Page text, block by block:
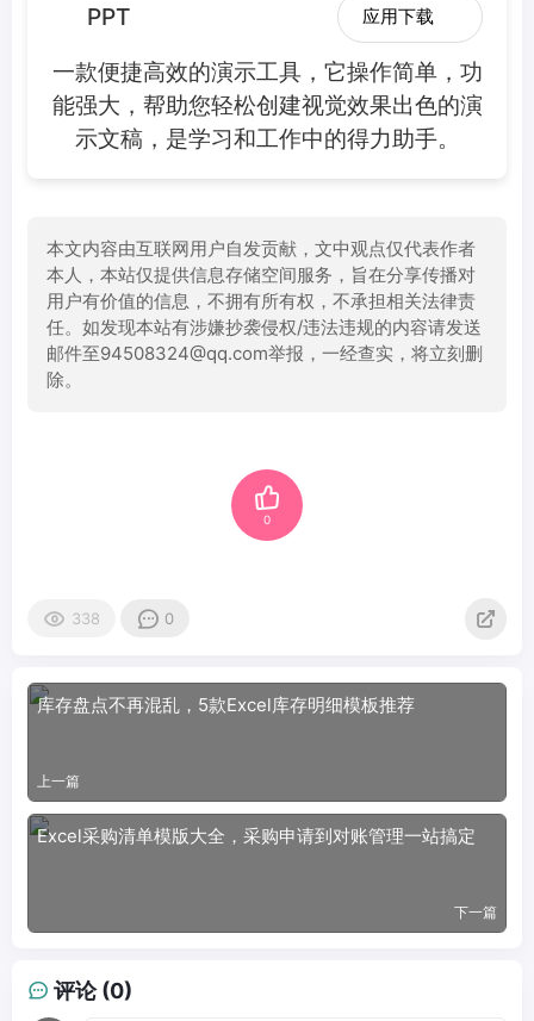
PPT 应用下载
一款便捷高效的演示工具，它操作简单，功
能强大，帮助您轻松创建视觉效果出色的演
示文稿，是学习和工作中的得力助手。
本文内容由互联网用户自发贡献，文中观点仅代表作者
本人，本站仅提供信息存储空间服务，旨在分享传播对
用户有价值的信息，不拥有所有权，不承担相关法律责
任。如发现本站有涉嫌抄袭侵权/违法违规的内容请发送
邮件至94508324@qq.com举报，一经查实，将立刻删
除。
0
338 0
库存盘点不再混乱，5款Excel库存明细模板推荐
上一篇
Excel采购清单模版大全，采购申请到对账管理一站搞定
下一篇
评论 (0)